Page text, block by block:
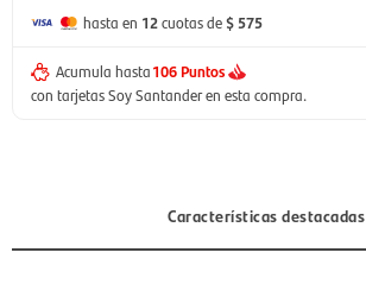
hasta en 12cuotas de$ 575
Acumula hasta106 Puntos
con tarjetas Soy Santander en esta compra.
Características destacadas